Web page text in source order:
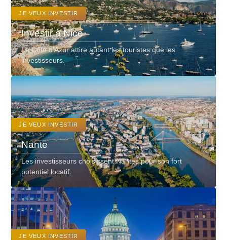
VIEW DETAIL
JE VEUX INVESTIR
Investir à Nice
La Côte d’Azur attire autant les touristes que les
investisseurs.
JE VEUX INVESTIR
Nante
Les investisseurs choisissent Nantes pour son fort
potentiel locatif.
JE VEUX INVESTIR